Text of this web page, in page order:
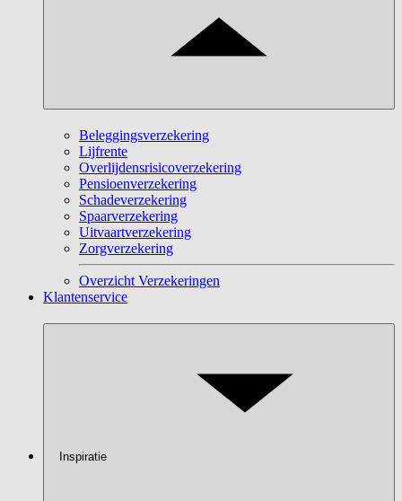
Beleggingsverzekering
Lijfrente
Overlijdensrisicoverzekering
Pensioenverzekering
Schadeverzekering
Spaarverzekering
Uitvaartverzekering
Zorgverzekering
Overzicht Verzekeringen
Klantenservice
Inspiratie